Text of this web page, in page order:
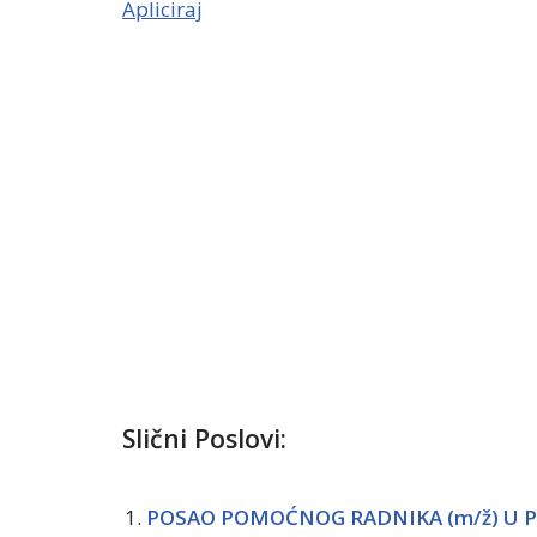
Apliciraj
Slični Poslovi:
POSAO POMOĆNOG RADNIKA (m/ž) U